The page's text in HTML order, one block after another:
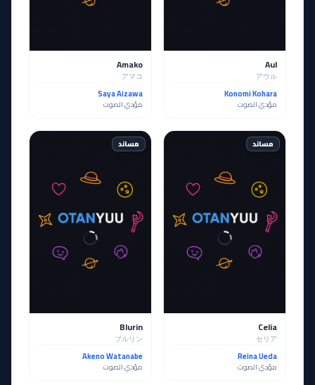
Aul
アウル
Konomi Kohara
مؤدي الصوت
Amako
アマコ
Saya Aizawa
مؤدي الصوت
مساند
Celia
セリア
Reina Ueda
مؤدي الصوت
مساند
Blurin
ブルリン
Akeno Watanabe
مؤدي الصوت